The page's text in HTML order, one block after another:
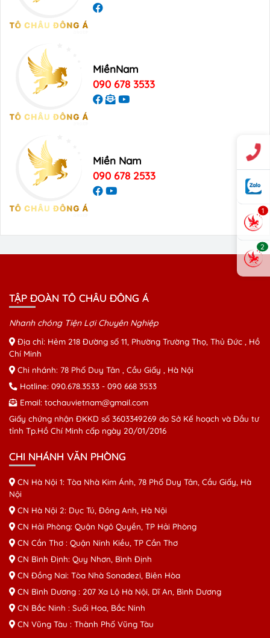
MiềnNam
090 678 3533
Miền Nam
090 678 2533
TẬP ĐOÀN TÔ CHÂU ĐÔNG Á
Nhanh chóng Tiện Lợi Chuyên Nghiệp
Địa chỉ: Hẻm 218 Đường số 11, Phường Trường Thọ, Thủ Đức , Hồ
Chí Minh
Chi nhánh: 78 Phố Duy Tân , Cầu Giấy , Hà Nội
Hotline: 090.678.3533 - 090 668 3533
Email: tochauvietnam@gmail.com
Giấy chứng nhận ĐKKD số 3603349269 do Sở Kế hoạch và Đầu tư
tỉnh Tp.Hồ Chí Minh cấp ngày 20/01/2016
1
2
CHI NHÁNH VĂN PHÒNG
CN Hà Nội 1: Tòa Nhà Kim Ánh, 78 Phố Duy Tân, Cầu Giấy, Hà
Nội
CN Hà Nội 2: Dục Tú, Đông Anh, Hà Nội
CN Hải Phòng: Quận Ngô Quyền, TP Hải Phòng
CN Cần Thơ : Quận Ninh Kiều, TP Cần Thơ
CN Bình Định: Quy Nhơn, Bình Định
CN Đồng Nai: Tòa Nhà Sonadezi, Biên Hòa
CN Bình Dương : 207 Xa Lộ Hà Nội, Dĩ An, Bình Dương
CN Bắc Ninh : Suối Hoa, Bắc Ninh
CN Vũng Tàu : Thành Phố Vũng Tàu